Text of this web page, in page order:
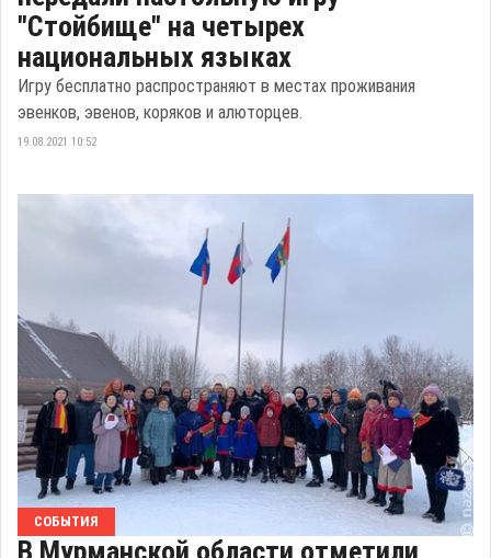
"Стойбище" на четырех
национальных языках
Игру бесплатно распространяют в местах проживания
эвенков, эвенов, коряков и алюторцев.
19.08.2021 10:52
СОБЫТИЯ
В Мурманской области отметили